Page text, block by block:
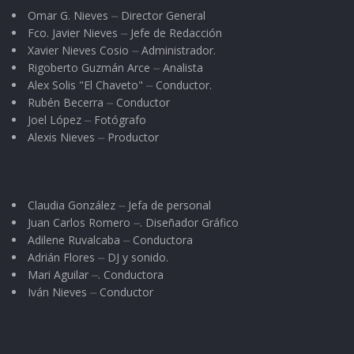
Omar G. Nieves ⏤ Director General
Fco. Javier Nieves ⏤ Jefe de Redacción
Xavier Nieves Cosio ⏤ Administrador.
Rigoberto Guzmán Arce ⏤ Analista
Alex Solis "El Chaveto" ⏤ Conductor.
Rubén Becerra ⏤ Conductor
Joel López ⏤ Fotógrafo
Alexis Nieves ⏤ Productor
Claudia González ⏤ Jefa de personal
Juan Carlos Romero ⏤. Diseñador Gráfico
Adilene Ruvalcaba ⏤ Conductora
Adrián Flores ⏤ DJ y sonido.
Mari Aguilar ⏤. Conductora
Iván Nieves ⏤ Conductor